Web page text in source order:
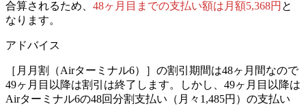
合算されるため、 48ヶ月目までの支払い額は月額5,368円 と
なります。
アドバイス
［月月割（Airターミナル6）］の割引期間は48ヶ月間なので
49ヶ月目以降は割引は終了します。しかし、49ヶ月目以降は
Airターミナル6の48回分割支払い（月々1,485円）の支払い